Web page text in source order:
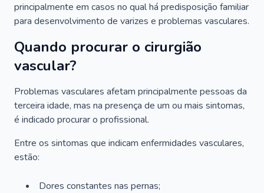
principalmente em casos no qual há predisposição familiar
para desenvolvimento de varizes e problemas vasculares.
Quando procurar o cirurgião
vascular?
Problemas vasculares afetam principalmente pessoas da
terceira idade, mas na presença de um ou mais sintomas,
é indicado procurar o profissional.
Entre os sintomas que indicam enfermidades vasculares,
estão:
Dores constantes nas pernas;